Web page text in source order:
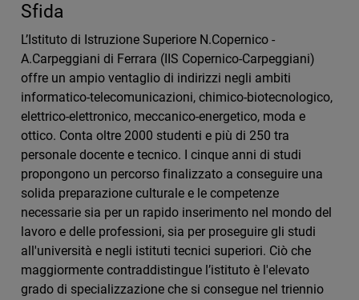
Sfida
L’Istituto di Istruzione Superiore N.Copernico -
A.Carpeggiani di Ferrara (IIS Copernico-Carpeggiani)
offre un ampio ventaglio di indirizzi negli ambiti
informatico-telecomunicazioni, chimico-biotecnologico,
elettrico-elettronico, meccanico-energetico, moda e
ottico. Conta oltre 2000 studenti e più di 250 tra
personale docente e tecnico. I cinque anni di studi
propongono un percorso finalizzato a conseguire una
solida preparazione culturale e le competenze
necessarie sia per un rapido inserimento nel mondo del
lavoro e delle professioni, sia per proseguire gli studi
all'università e negli istituti tecnici superiori. Ciò che
maggiormente contraddistingue l’istituto è l'elevato
grado di specializzazione che si consegue nel triennio